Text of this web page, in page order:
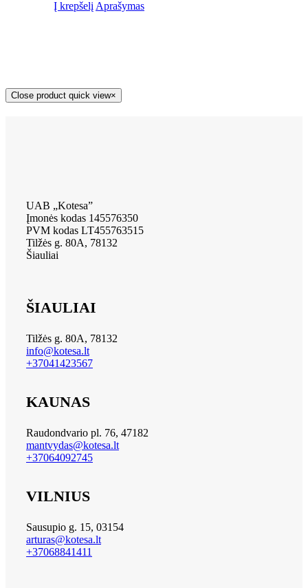
Į krepšelį Aprašymas
Close product quick view×
UAB „Kotesa”
Įmonės kodas 145576350
PVM kodas LT455763515
Tilžės g. 80A, 78132
Šiauliai
ŠIAULIAI
Tilžės g. 80A, 78132
info@kotesa.lt
+37041423567
KAUNAS
Raudondvario pl. 76, 47182
mantvydas@kotesa.lt
+37064092745
VILNIUS
Sausupio g. 15, 03154
arturas@kotesa.lt
+37068841411